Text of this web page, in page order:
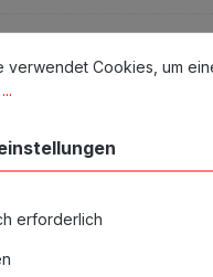
Cookies, um eine
verwendet Cookies, um
erforderlich